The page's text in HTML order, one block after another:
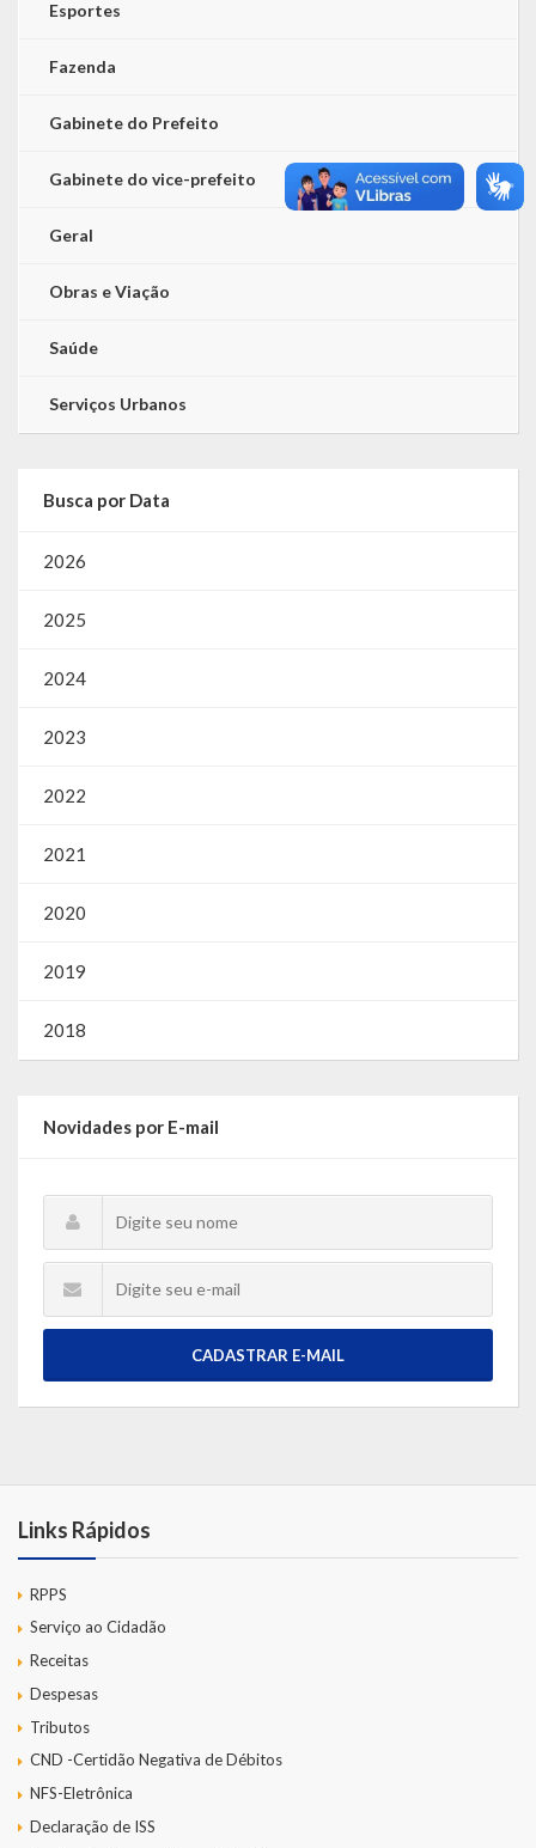
Esportes
Fazenda
Gabinete do Prefeito
Gabinete do vice-prefeito
Geral
Obras e Viação
Saúde
Serviços Urbanos
Busca por Data
2026
2025
2024
2023
2022
2021
2020
2019
2018
Novidades por E-mail
CADASTRAR E-MAIL
Links Rápidos
RPPS
Serviço ao Cidadão
Receitas
Despesas
Tributos
CND -Certidão Negativa de Débitos
NFS-Eletrônica
Declaração de ISS